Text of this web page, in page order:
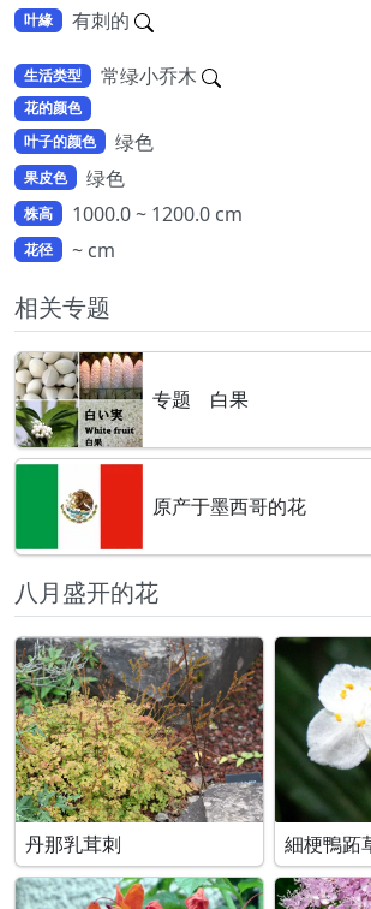
叶緣 有刺的
生活类型 常绿小乔木
花的颜色
叶子的颜色
绿色
果皮色 绿色
株高 1000.0 ~ 1200.0 cm
花径 ~ cm
相关专题
专题 白果
原产于墨西哥的花
八月盛开的花
丹那乳茸刺 細梗鴨跖